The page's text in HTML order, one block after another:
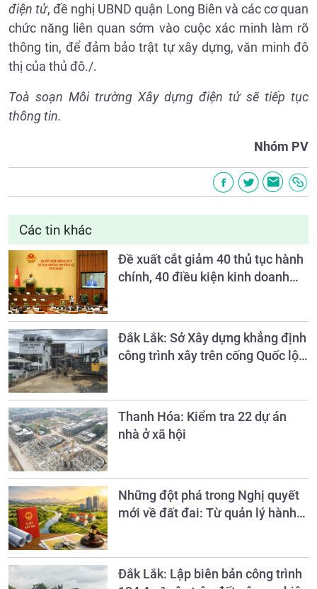
điện tử, đề nghị UBND quận Long Biên và các cơ quan
chức năng liên quan sớm vào cuộc xác minh làm rõ
thông tin, để đảm bảo trật tự xây dựng, văn minh đô
thị của thủ đô./.
Toà soạn Môi trường Xây dựng điện tử sẽ tiếp tục
thông tin.
Nhóm PV
Các tin khác
Đề xuất cắt giảm 40 thủ tục hành
chính, 40 điều kiện kinh doanh
Đắk Lắk: Sở Xây dựng khẳng định
công trình xây trên cống Quốc lộ
Thanh Hóa: Kiểm tra 22 dự án
nhà ở xã hội
Những đột phá trong Nghị quyết
mới về đất đai: Từ quản lý hành
Đắk Lắk: Lập biên bản công trình